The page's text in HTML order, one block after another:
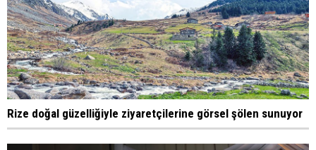
Rize doğal güzelliğiyle ziyaretçilerine görsel şölen sunuyor